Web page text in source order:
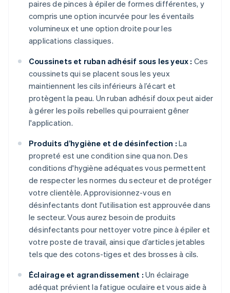
paires de pinces à épiler de formes différentes, y
compris une option incurvée pour les éventails
volumineux et une option droite pour les
applications classiques.
Coussinets et ruban adhésif sous les yeux : Ces
coussinets qui se placent sous les yeux
maintiennent les cils inférieurs à l’écart et
protègent la peau. Un ruban adhésif doux peut aider
à gérer les poils rebelles qui pourraient gêner
l'application.
Produits d’hygiène et de désinfection : La
propreté est une condition sine qua non. Des
conditions d'hygiène adéquates vous permettent
de respecter les normes du secteur et de protéger
votre clientèle. Approvisionnez-vous en
désinfectants dont l'utilisation est approuvée dans
le secteur. Vous aurez besoin de produits
désinfectants pour nettoyer votre pince à épiler et
votre poste de travail, ainsi que d’articles jetables
tels que des cotons-tiges et des brosses à cils.
Éclairage et agrandissement : Un éclairage
adéquat prévient la fatigue oculaire et vous aide à